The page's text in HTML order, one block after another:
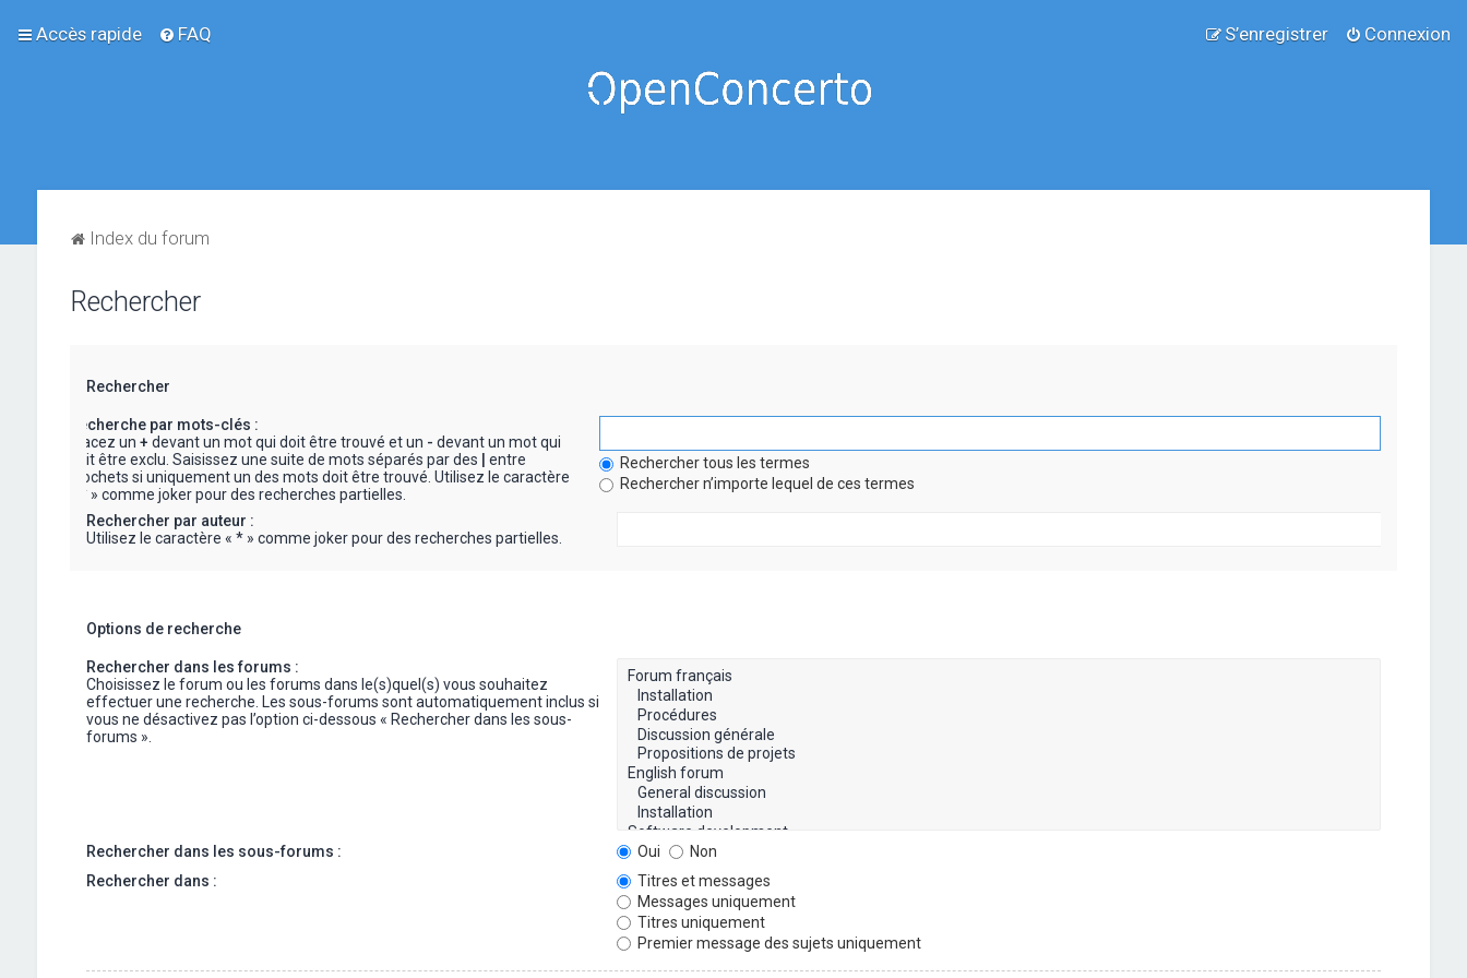
Accès rapide FAQ Connexion
S’enregistrer
Index du forum
Rechercher
Rechercher
Recherche par mots-clés :
Placez un + devant un mot qui doit être trouvé et un - devant un mot qui
doit être exclu. Saisissez une suite de mots séparés par des
entre
crochets si uniquement un des mots doit être trouvé. Utilisez le caractère
« * » comme joker pour des recherches partielles.
Rechercher tous les termes
Rechercher n’importe lequel de ces termes
Rechercher par auteur :
Utilisez le caractère « * » comme joker pour des recherches partielles.
Options de recherche
Rechercher dans les forums :
Choisissez le forum ou les forums dans le(s)quel(s) vous souhaitez
effectuer une recherche. Les sous-forums sont automatiquement inclus si
vous ne désactivez pas l’option ci-dessous « Rechercher dans les sous-
forums ».
Rechercher dans les sous-forums : Oui
Non
Rechercher dans :
Titres et messages
Messages uniquement
Titres uniquement
Premier message des sujets uniquement